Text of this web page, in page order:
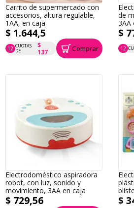
Carrito de supermercado con
accesorios, altura regulable,
1AA, en caja
$ 1.644,5
12 CUOTAS
DE
$
137
P.T.F. $ 1.645 Comprar
de
3AA
$
12
Electrodoméstico aspiradora
robot, con luz, sonido y
movimiento, 3AA en caja
$ 729,56 $